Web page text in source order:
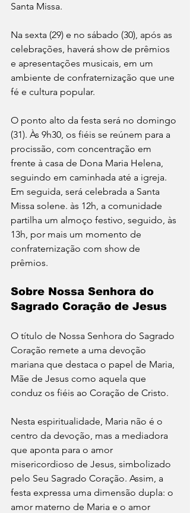
Santa Missa.
Na sexta (29) e no sábado (30), após as
celebrações, haverá show de prêmios
e apresentações musicais, em um
ambiente de confraternização que une
fé e cultura popular.
O ponto alto da festa será no domingo
(31). Às 9h30, os fiéis se reúnem para a
procissão, com concentração em
frente à casa de Dona Maria Helena,
seguindo em caminhada até a igreja.
Em seguida, será celebrada a Santa
Missa solene. às 12h, a comunidade
partilha um almoço festivo, seguido, às
13h, por mais um momento de
confraternização com show de
prêmios.
Sobre Nossa Senhora do
Sagrado Coração de Jesus
O título de Nossa Senhora do Sagrado
Coração remete a uma devoção
mariana que destaca o papel de Maria,
Mãe de Jesus como aquela que
conduz os fiéis ao Coração de Cristo.
Nesta espiritualidade, Maria não é o
centro da devoção, mas a mediadora
que aponta para o amor
misericordioso de Jesus, simbolizado
pelo Seu Sagrado Coração. Assim, a
festa expressa uma dimensão dupla: o
amor materno de Maria e o amor